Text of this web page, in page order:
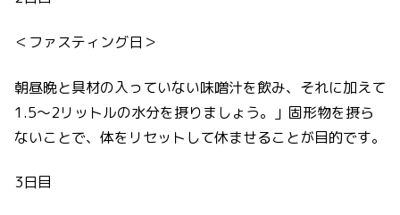
＜ファスティング日＞
朝昼晩と具材の入っていない味噌汁を飲み、それに加えて
1.5～2リットルの水分を摂りましょう。」固形物を摂ら
ないことで、体をリセットして休ませることが目的です。
3日目